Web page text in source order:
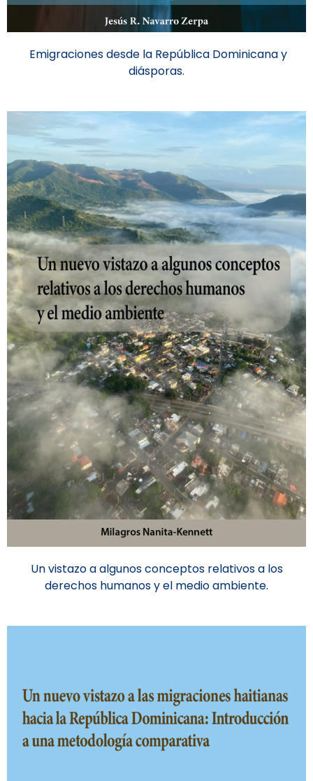
Emigraciones desde la República Dominicana y
diásporas.
Un vistazo a algunos conceptos relativos a los
derechos humanos y el medio ambiente.